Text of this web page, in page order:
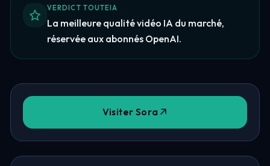
VERDICT TOUTEIA
La meilleure qualité vidéo IA du marché,
réservée aux abonnés OpenAI.
Visiter Sora